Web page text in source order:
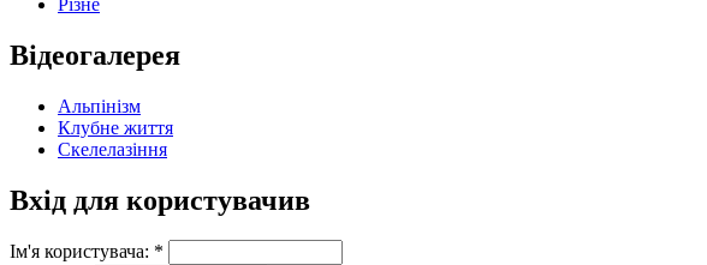
Відеогалерея
Альпінізм
Клубне життя
Скелелазіння
Вхід для користувачив
Ім'я користувача: *